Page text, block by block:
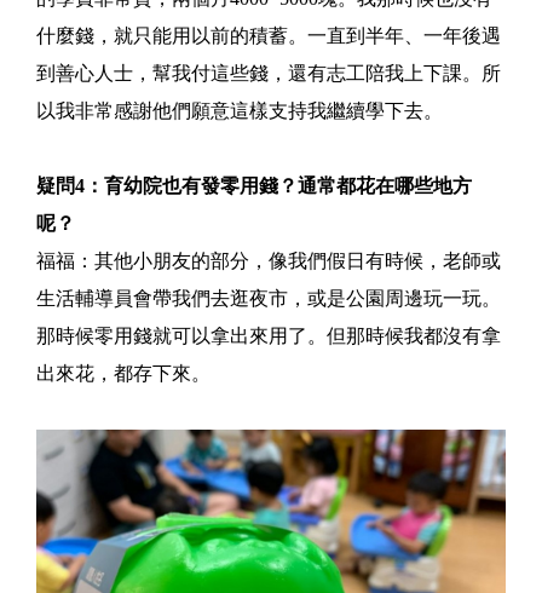
什麼錢，就只能用以前的積蓄。一直到半年、一年後遇
到善心人士，幫我付這些錢，還有志工陪我上下課。所
以我非常感謝他們願意這樣支持我繼續學下去。
疑問4：育幼院也有發零用錢？通常都花在哪些地方
呢？
福福：其他小朋友的部分，像我們假日有時候，老師或
生活輔導員會帶我們去逛夜市，或是公園周邊玩一玩。
那時候零用錢就可以拿出來用了。但那時候我都沒有拿
出來花，都存下來。